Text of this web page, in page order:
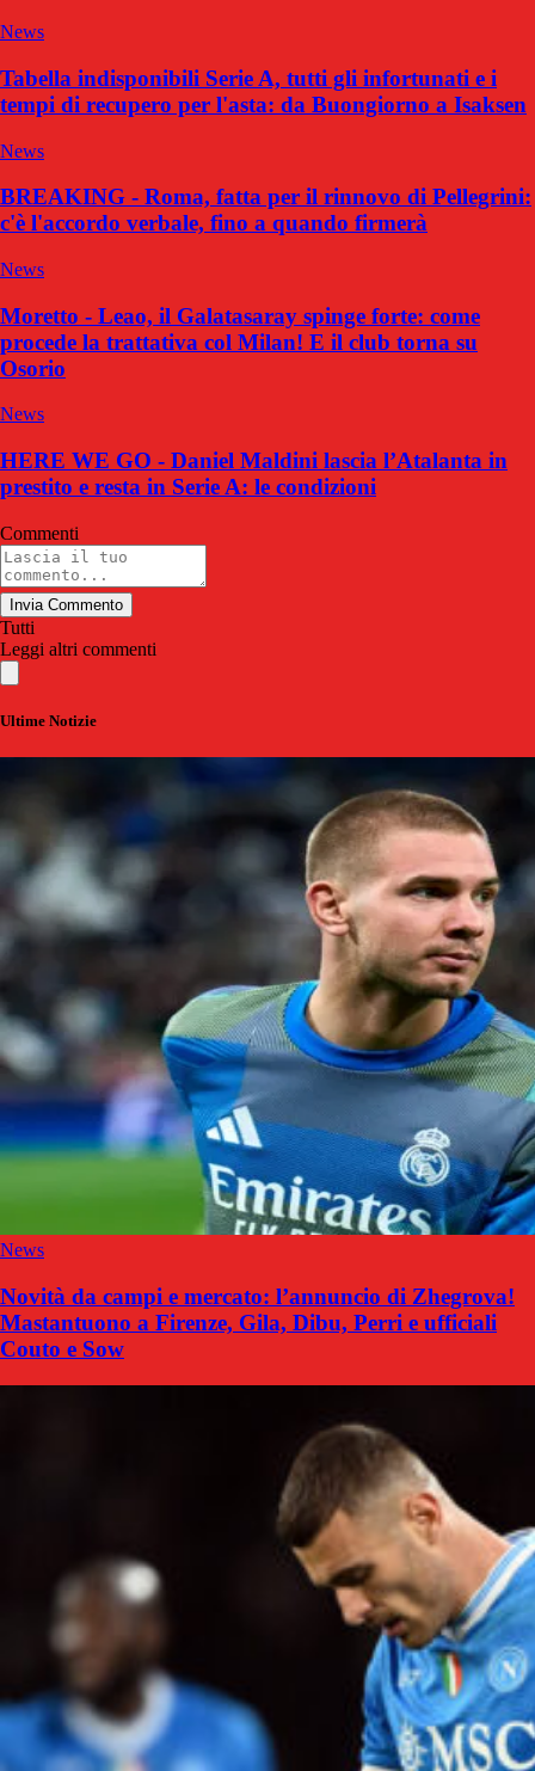
News
Tabella indisponibili Serie A, tutti gli infortunati e i
tempi di recupero per l'asta: da Buongiorno a Isaksen
News
BREAKING - Roma, fatta per il rinnovo di Pellegrini:
c'è l'accordo verbale, fino a quando firmerà
News
Moretto - Leao, il Galatasaray spinge forte: come
procede la trattativa col Milan! E il club torna su
Osorio
News
HERE WE GO - Daniel Maldini lascia l’Atalanta in
prestito e resta in Serie A: le condizioni
Commenti
Invia Commento
Tutti
Leggi altri commenti
Ultime Notizie
News
Novità da campi e mercato: l’annuncio di Zhegrova!
Mastantuono a Firenze, Gila, Dibu, Perri e ufficiali
Couto e Sow